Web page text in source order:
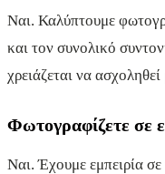
Ναι. Καλύπτουμε
και τον συνολικό
χρειάζεται να ασχοληθεί
Φωτογραφίζετε σε
Ναι. Έχουμε εμπειρία